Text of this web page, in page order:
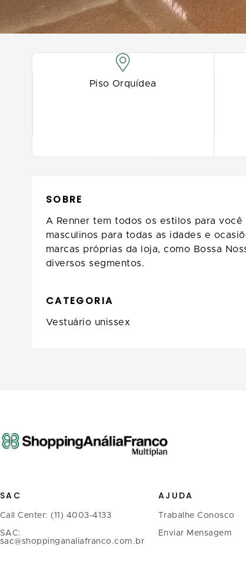
Piso Orquídea
SOBRE
A Renner tem todos os estilos para
masculinos para todas as idades e
marcas próprias da loja, como Bossa
diversos segmentos.
CATEGORIA
Vestuário unissex
SAC
Call Center: (11) 4003-4133
SAC:
sac@shoppinganaliafranco.com.br
AJUDA
Trabalhe Conosco
Enviar Mensagem